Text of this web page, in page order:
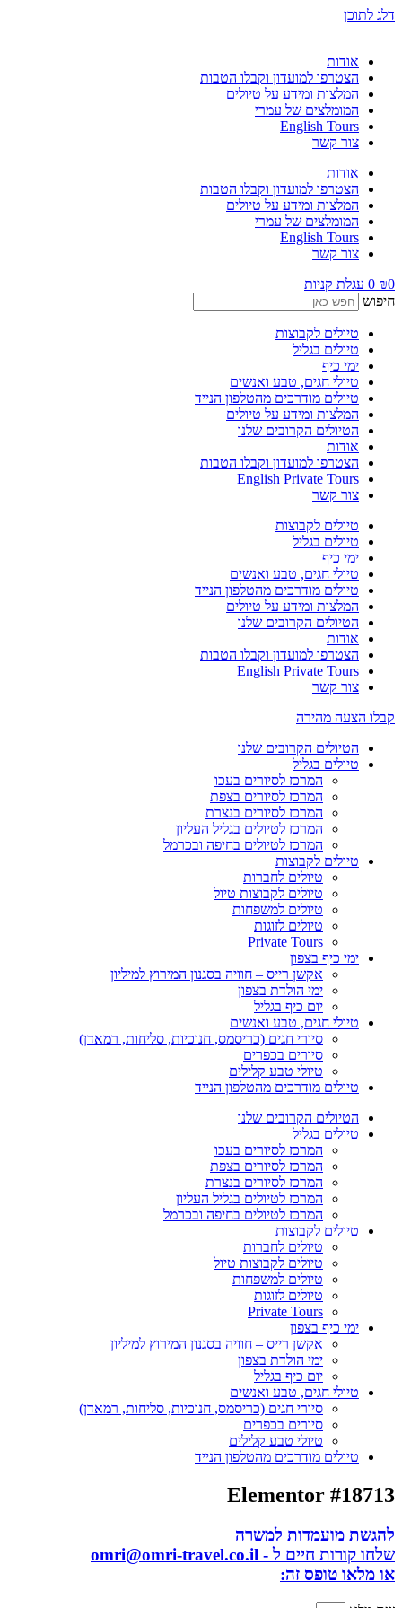
דלג לתוכן
אודות
הצטרפו למועדון וקבלו הטבות
המלצות ומידע על טיולים
המומלצים של עמרי
English Tours
צור קשר
אודות
הצטרפו למועדון וקבלו הטבות
המלצות ומידע על טיולים
המומלצים של עמרי
English Tours
צור קשר
₪
0 עגלת קניות
חיפוש
טיולים לקבוצות
טיולים בגליל
ימי כיף
טיולי חגים, טבע ואנשים
טיולים מודרכים מהטלפון הנייד
המלצות ומידע על טיולים
הטיולים הקרובים שלנו
אודות
הצטרפו למועדון וקבלו הטבות
English Private Tours
צור קשר
טיולים לקבוצות
טיולים בגליל
ימי כיף
טיולי חגים, טבע ואנשים
טיולים מודרכים מהטלפון הנייד
המלצות ומידע על טיולים
הטיולים הקרובים שלנו
אודות
הצטרפו למועדון וקבלו הטבות
English Private Tours
צור קשר
קבלו הצעה מהירה
הטיולים הקרובים שלנו
טיולים בגליל
המרכז לסיורים בעכו
המרכז לסיורים בצפת
המרכז לסיורים בנצרת
המרכז לטיולים בגליל העליון
המרכז לטיולים בחיפה ובכרמל
טיולים לקבוצות
טיולים לחברות
טיולים לקבוצות טיול
טיולים למשפחות
טיולים לזוגות
Private Tours
ימי כיף בצפון
אקשן רייס – חוויה בסגנון המירוץ למיליון
ימי הולדת בצפון
יום כיף בגליל
טיולי חגים, טבע ואנשים
סיורי חגים (כריסמס, חנוכיות, סליחות, רמאדן)
סיורים בכפרים
טיולי טבע קלילים
טיולים מודרכים מהטלפון הנייד
הטיולים הקרובים שלנו
טיולים בגליל
המרכז לסיורים בעכו
המרכז לסיורים בצפת
המרכז לסיורים בנצרת
המרכז לטיולים בגליל העליון
המרכז לטיולים בחיפה ובכרמל
טיולים לקבוצות
טיולים לחברות
טיולים לקבוצות טיול
טיולים למשפחות
טיולים לזוגות
Private Tours
ימי כיף בצפון
אקשן רייס – חוויה בסגנון המירוץ למיליון
ימי הולדת בצפון
יום כיף בגליל
טיולי חגים, טבע ואנשים
סיורי חגים (כריסמס, חנוכיות, סליחות, רמאדן)
סיורים בכפרים
טיולי טבע קלילים
טיולים מודרכים מהטלפון הנייד
Elementor #18713
להגשת מועמדות למשרה
שלחו קורות חיים ל - omri@omri-travel.co.il
או מלאו טופס זה: